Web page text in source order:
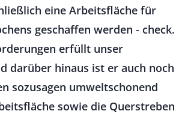
eine Arbeitsfläche für
geschaffen werden - check.
erfüllt unser
darüber hinaus ist er auch noch
sozusagen umweltschonend
sowie die Querstreben